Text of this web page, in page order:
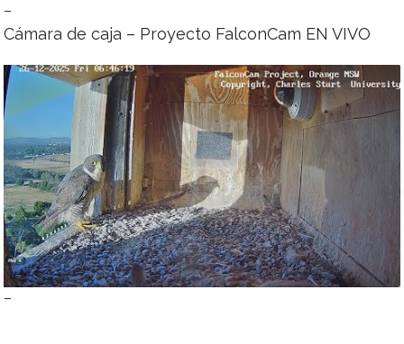
–
Cámara de caja – Proyecto FalconCam EN VIVO
–